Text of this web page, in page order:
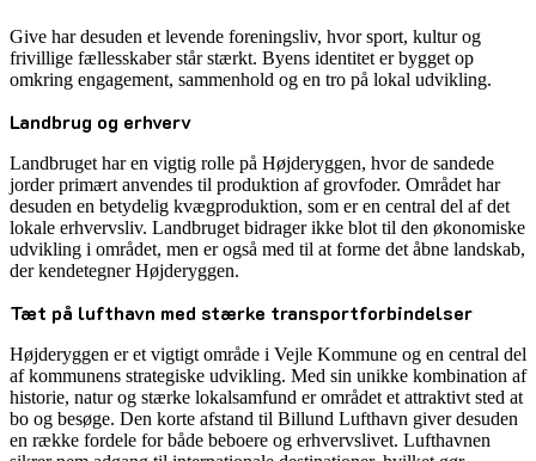
Give har desuden et levende foreningsliv, hvor sport, kultur og
frivillige fællesskaber står stærkt. Byens identitet er bygget op
omkring engagement, sammenhold og en tro på lokal udvikling.
Landbrug og erhverv
Landbruget har en vigtig rolle på Højderyggen, hvor de sandede
jorder primært anvendes til produktion af grovfoder. Området har
desuden en betydelig kvægproduktion, som er en central del af det
lokale erhvervsliv. Landbruget bidrager ikke blot til den økonomiske
udvikling i området, men er også med til at forme det åbne landskab,
der kendetegner Højderyggen.
Tæt på lufthavn med stærke transportforbindelser
Højderyggen er et vigtigt område i Vejle Kommune og en central del
af kommunens strategiske udvikling. Med sin unikke kombination af
historie, natur og stærke lokalsamfund er området et attraktivt sted at
bo og besøge. Den korte afstand til Billund Lufthavn giver desuden
en række fordele for både beboere og erhvervslivet. Lufthavnen